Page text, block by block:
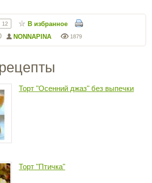
1879
NONNAPINA
12 В избранное
Торт "Осенний джаз" без выпечки
Торт "Птичка"